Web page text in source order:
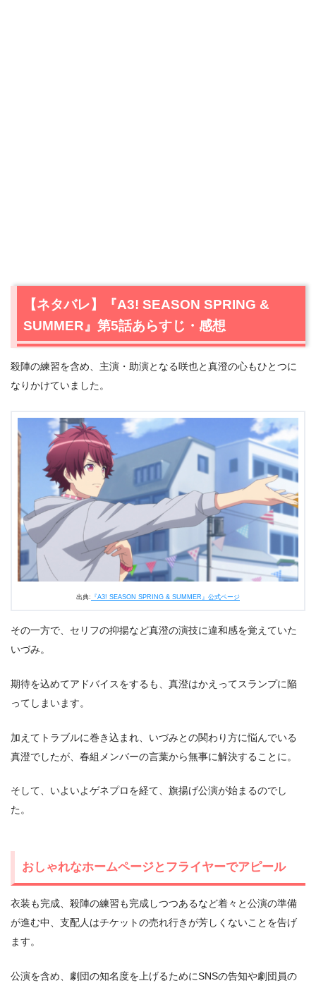
【ネタバレ】『A3! SEASON SPRING &
SUMMER』第5話あらすじ・感想
殺陣の練習を含め、主演・助演となる咲也と真澄の心もひとつに
なりかけていました。
出典: 『A3! SEASON SPRING & SUMMER』公式ページ
その一方で、セリフの抑揚など真澄の演技に違和感を覚えていた
いづみ。
期待を込めてアドバイスをするも、真澄はかえってスランプに陥
ってしまいます。
加えてトラブルに巻き込まれ、いづみとの関わり方に悩んでいる
真澄でしたが、春組メンバーの言葉から無事に解決することに。
そして、いよいよゲネプロを経て、旗揚げ公演が始まるのでし
た。
おしゃれなホームページとフライヤーでアピール
衣装も完成、殺陣の練習も完成しつつあるなど着々と公演の準備
が進む中、支配人はチケットの売れ行きが芳しくないことを告げ
ます。
公演を含め、劇団の知名度を上げるためにSNSの告知や劇団員の